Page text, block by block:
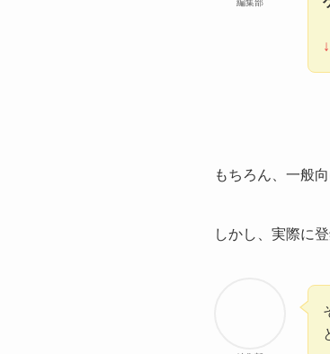
編集部
もちろん、一般
しかし、実際に